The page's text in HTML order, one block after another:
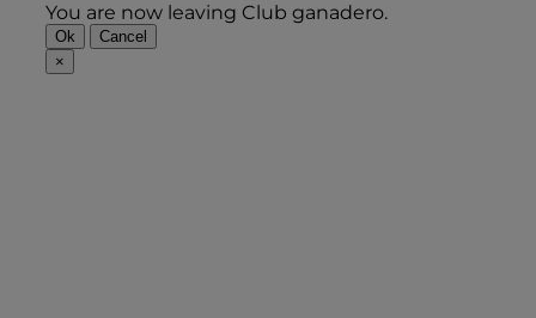
You are now leaving Club ganadero.
Ok
Cancel
×